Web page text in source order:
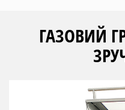
ГАЗОВИЙ